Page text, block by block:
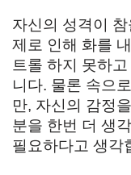
자신의 성격이
제로 인해 화를
트롤 하지 못하
니다. 물론 속으
만, 자신의 감정
분을 한번 더 생
필요하다고 생각